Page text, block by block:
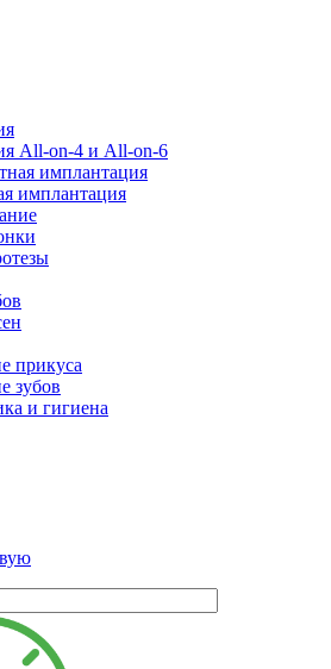
All-on-4 и All-on-6
имплантация
имплантация
прикуса
зубов
и гигиена